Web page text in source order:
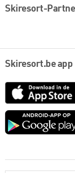
Skiresort-
Skiresort.be app